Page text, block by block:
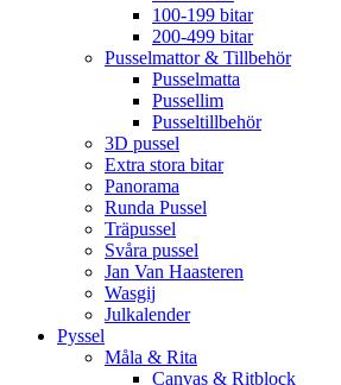
100-199 bitar
200-499 bitar
Pusselmattor & Tillbehör
Pusselmatta
Pussellim
Pusseltillbehör
3D pussel
Extra stora bitar
Panorama
Runda Pussel
Träpussel
Svåra pussel
Jan Van Haasteren
Wasgij
Julkalender
Pyssel
Måla & Rita
Canvas & Ritblock